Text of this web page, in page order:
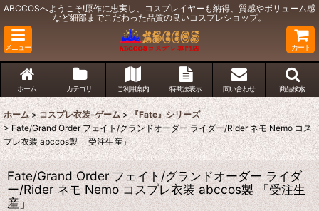
ABCCOSへようこそ!原作に忠実し、コスプレイヤーも納得、質感やボリューム感
など細部までこだわった品質の良いコスプレショップ。
メニュー カート
ホーム カテゴリ ご利用案内 特商法表示 問い合わせ 商品検索
ホーム > コスプレ衣装-ゲーム > 『Fate』シリーズ
> Fate/Grand Order フェイト/グランドオーダー ライダー/Rider ネモ Nemo コス
プレ衣装 abccos製 「受注生産」
Fate/Grand Order フェイト/グランドオーダー ライダ
ー/Rider ネモ Nemo コスプレ衣装 abccos製 「受注生
産」